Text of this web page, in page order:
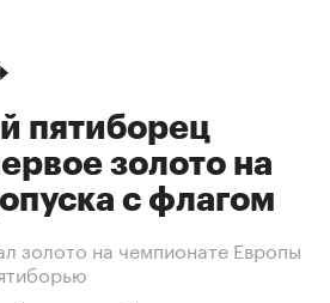
пятиборец
золото на
с флагом
золото на чемпионате Европы